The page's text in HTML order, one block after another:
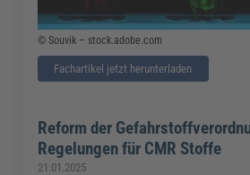
© Souvik – stock.adobe.com
Fachartikel jetzt herunterladen
Reform der
Regelungen für CMR Stoffe
21.01.2025